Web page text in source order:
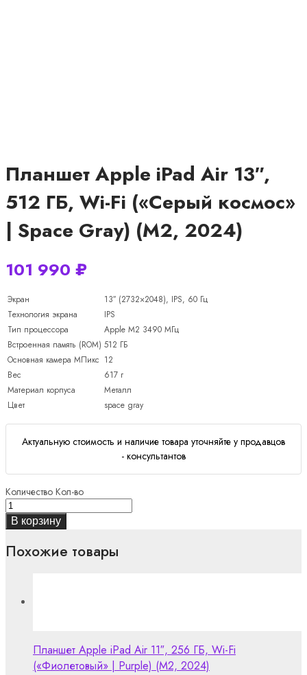
Планшет Apple iPad Air 13″,
512 ГБ, Wi-Fi («Серый космос»
| Space Gray) (M2, 2024)
101 990 ₽
Экран
13″ (2732×2048), IPS, 60 Гц
Технология экрана
IPS
Тип процессора
Apple M2 3490 МГц
Встроенная память (ROM) 512 ГБ
Основная камера МПикс 12
Вес
617 г
Материал корпуса
Металл
Цвет
space gray
Актуальную стоимость и наличие товара уточняйте у продавцов
- консультантов
Количество Кол-во
В корзину
Похожие товары
Планшет Apple iPad Air 11″, 256 ГБ, Wi-Fi
(«Фиолетовый» | Purple) (M2, 2024)